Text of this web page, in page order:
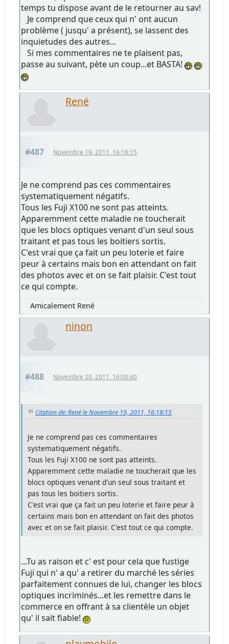
temps tu dispose avant de le retourner au sav!
Je comprend que ceux qui n' ont aucun
problème ( jusqu' a présent), se lassent des
inquietudes des autres...
Si mes commentaires ne te plaisent pas,
passe au suivant, pète un coup...et BASTA!
René
#487 Novembre 19, 2011, 16:18:15
Je ne comprend pas ces commentaires
systematiquement négatifs.
Tous les Fuji X100 ne sont pas atteints.
Apparemment cette maladie ne toucherait
que les blocs optiques venant d'un seul sous
traitant et pas tous les boitiers sortis.
C'est vrai que ça fait un peu loterie et faire
peur à certains mais bon en attendant on fait
des photos avec et on se fait plaisir. C'est tout
ce qui compte.
Amicalement René
ninon
#488 Novembre 20, 2011, 16:00:40
Citation de: René le Novembre 19, 2011, 16:18:15
Je ne comprend pas ces commentaires
systematiquement négatifs.
Tous les Fuji X100 ne sont pas atteints.
Apparemment cette maladie ne toucherait que les
blocs optiques venant d'un seul sous traitant et
pas tous les boitiers sortis.
C'est vrai que ça fait un peu loterie et faire peur à
certains mais bon en attendant on fait des photos
avec et on se fait plaisir. C'est tout ce qui compte.
...Tu as raison et c' est pour cela que fustige
Fuji qui n' a qu' a retirer du marché les séries
parfaitement connues de lui, changer les blocs
optiques incriminés...et les remettre dans le
commerce en offrant à sa clientèle un objet
qu' il sait fiable!